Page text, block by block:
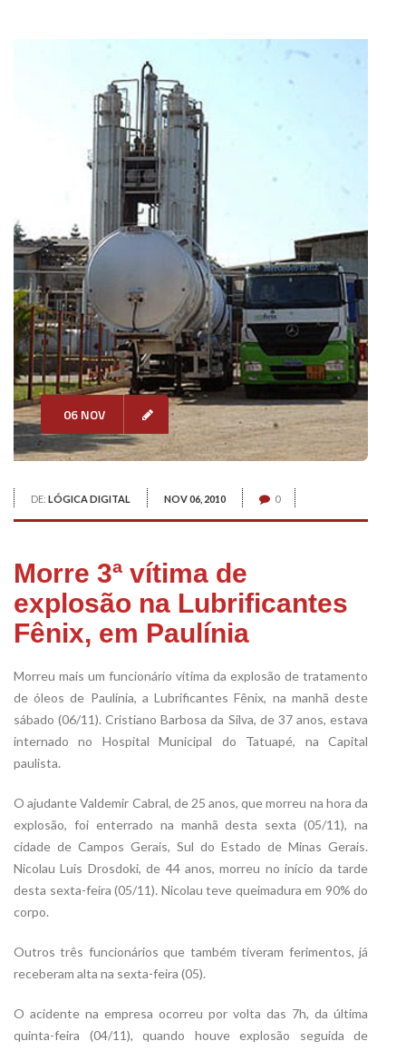
06 NOV
DE: LÓGICA DIGITAL NOV 06, 2010 0
Morre 3ª vítima de
explosão na Lubrificantes
Fênix, em Paulínia
Morreu mais um funcionário vítima da explosão de tratamento
de óleos de Paulínia, a Lubrificantes Fênix, na manhã deste
sábado (06/11). Cristiano Barbosa da Silva, de 37 anos, estava
internado no Hospital Municipal do Tatuapé, na Capital
paulista.
O ajudante Valdemir Cabral, de 25 anos, que morreu na hora da
explosão, foi enterrado na manhã desta sexta (05/11), na
cidade de Campos Gerais, Sul do Estado de Minas Gerais.
Nicolau Luis Drosdoki, de 44 anos, morreu no início da tarde
desta sexta-feira (05/11). Nicolau teve queimadura em 90% do
corpo.
Outros três funcionários que também tiveram ferimentos, já
receberam alta na sexta-feira (05).
O acidente na empresa ocorreu por volta das 7h, da última
quinta-feira (04/11), quando houve explosão seguida de